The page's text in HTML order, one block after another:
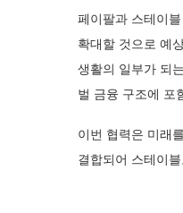
페이팔과 스테이
확대할 것으로 예
생활의 일부가 되
벌 금융 구조에 포
이번 협력은 미래
결합되어 스테이